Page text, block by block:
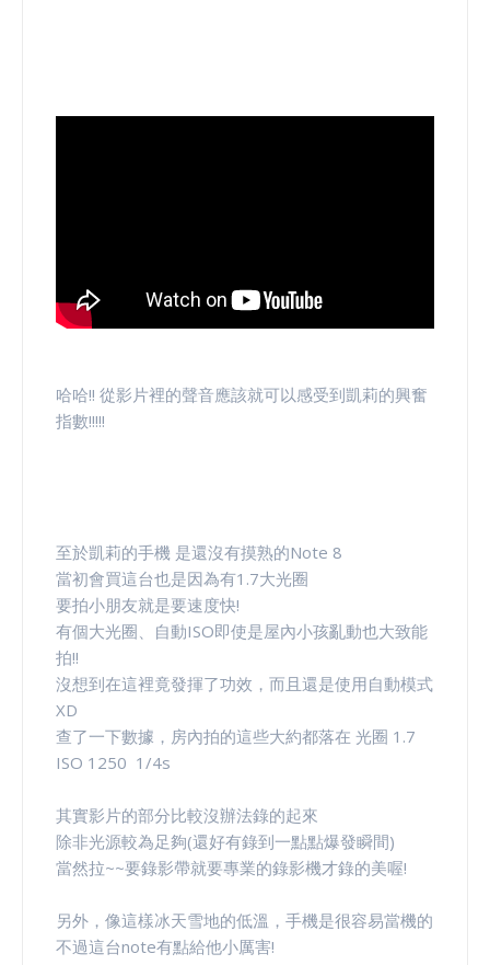
哈哈!! 從影片裡的聲音應該就可以感受到凱莉的興奮
指數!!!!!
至於凱莉的手機 是還沒有摸熟的Note 8
當初會買這台也是因為有1.7大光圈
要拍小朋友就是要速度快!
有個大光圈、自動ISO即使是屋內小孩亂動也大致能
拍!!
沒想到在這裡竟發揮了功效，而且還是使用自動模式
XD
查了一下數據，房內拍的這些大約都落在 光圈 1.7
ISO 1250 1/4s
其實影片的部分比較沒辦法錄的起來
除非光源較為足夠(還好有錄到一點點爆發瞬間)
當然拉~~要錄影帶就要專業的錄影機才錄的美喔!
另外，像這樣冰天雪地的低溫，手機是很容易當機的
不過這台note有點給他小厲害!